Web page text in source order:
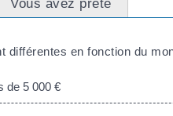
différentes en fonction du
de 5 000 €